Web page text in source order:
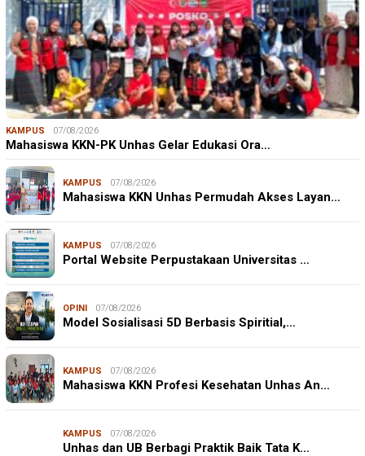
KAMPUS 07/08/2026
Mahasiswa KKN-PK Unhas Gelar Edukasi Ora…
KAMPUS 07/08/2026
Mahasiswa KKN Unhas Permudah Akses Layan…
KAMPUS 07/08/2026
Portal Website Perpustakaan Universitas …
OPINI 07/08/2026
Model Sosialisasi 5D Berbasis Spiritial,…
KAMPUS 07/08/2026
Mahasiswa KKN Profesi Kesehatan Unhas An…
KAMPUS 07/08/2026
Unhas dan UB Berbagi Praktik Baik Tata K…